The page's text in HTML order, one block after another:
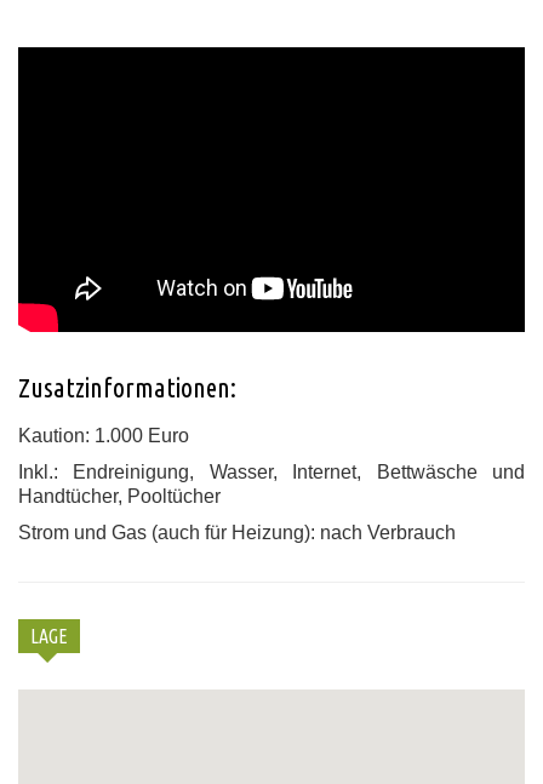
Zusatzinformationen:
Kaution: 1.000 Euro
Inkl.: Endreinigung, Wasser, Internet, Bettwäsche und
Handtücher, Pooltücher
Strom und Gas (auch für Heizung): nach Verbrauch
LAGE